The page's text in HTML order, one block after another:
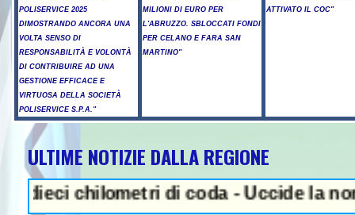
POLISERVICE 2025
DIMOSTRANDO ANCORA UNA
VOLTA SENSO DI
RESPONSABILITÀ E VOLONTÀ
DI CONTRIBUIRE AD UNA
GESTIONE EFFICACE E
VIRTUOSA DELLA SOCIETÀ
POLISERVICE S.P.A."
MILIONI DI EURO PER
L'ABRUZZO. SBLOCCATI FONDI
PER CELANO E FARA SAN
MARTINO"
ATTIVATO IL COC"
ULTIME NOTIZIE DALLA REGIONE
di coda - Uccide la nonna a
NEWS IN EVIDENZA -